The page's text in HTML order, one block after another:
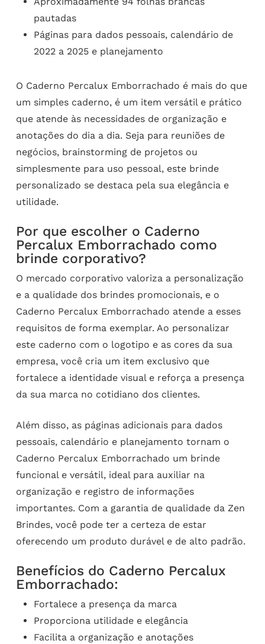
pautadas
Páginas para dados pessoais, calendário de
2022 a 2025 e planejamento
O Caderno Percalux Emborrachado é mais do que
um simples caderno, é um item versátil e prático
que atende às necessidades de organização e
anotações do dia a dia. Seja para reuniões de
negócios, brainstorming de projetos ou
simplesmente para uso pessoal, este brinde
personalizado se destaca pela sua elegância e
utilidade.
Por que escolher o Caderno
Percalux Emborrachado como
brinde corporativo?
O mercado corporativo valoriza a personalização
e a qualidade dos brindes promocionais, e o
Caderno Percalux Emborrachado atende a esses
requisitos de forma exemplar. Ao personalizar
este caderno com o logotipo e as cores da sua
empresa, você cria um item exclusivo que
fortalece a identidade visual e reforça a presença
da sua marca no cotidiano dos clientes.
Além disso, as páginas adicionais para dados
pessoais, calendário e planejamento tornam o
Caderno Percalux Emborrachado um brinde
funcional e versátil, ideal para auxiliar na
organização e registro de informações
importantes. Com a garantia de qualidade da Zen
Brindes, você pode ter a certeza de estar
oferecendo um produto durável e de alto padrão.
Benefícios do Caderno Percalux
Emborrachado:
Fortalece a presença da marca
Proporciona utilidade e elegância
Facilita a organização e anotações